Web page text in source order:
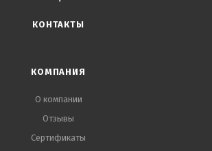
КОНТАКТЫ
КОМПАНИЯ
О компании
Отзывы
Сертификаты